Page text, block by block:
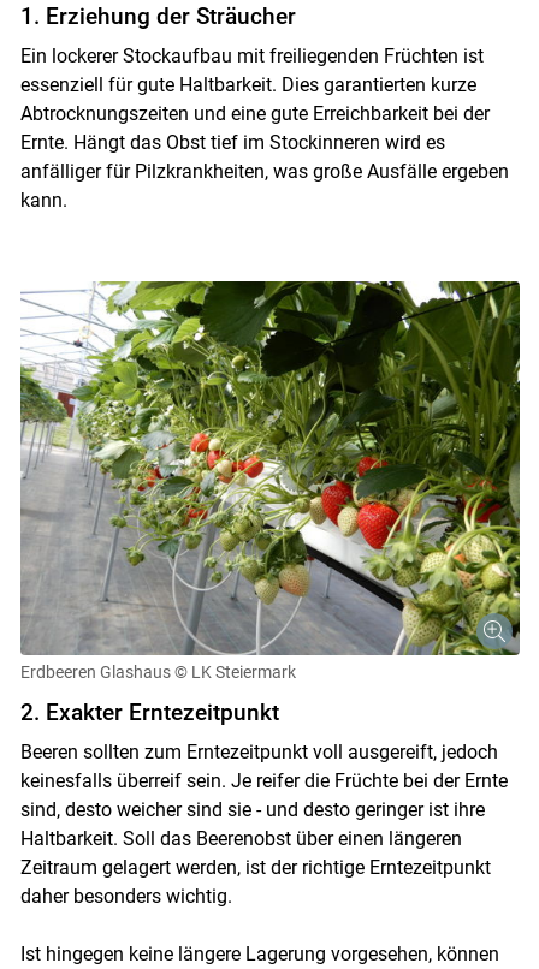
1. Erziehung der Sträucher
Ein lockerer Stockaufbau mit freiliegenden Früchten ist
essenziell für gute Haltbarkeit. Dies garantierten kurze
Abtrocknungszeiten und eine gute Erreichbarkeit bei der
Ernte. Hängt das Obst tief im Stockinneren wird es
anfälliger für Pilzkrankheiten, was große Ausfälle ergeben
kann.
Erdbeeren Glashaus © LK Steiermark
2. Exakter Erntezeitpunkt
Beeren sollten zum Erntezeitpunkt voll ausgereift, jedoch
keinesfalls überreif sein. Je reifer die Früchte bei der Ernte
sind, desto weicher sind sie - und desto geringer ist ihre
Haltbarkeit. Soll das Beerenobst über einen längeren
Zeitraum gelagert werden, ist der richtige Erntezeitpunkt
daher besonders wichtig.
Ist hingegen keine längere Lagerung vorgesehen, können